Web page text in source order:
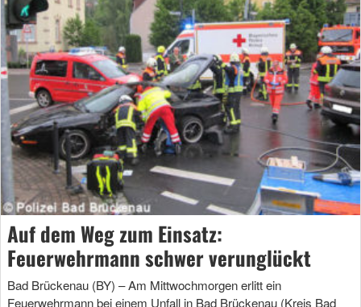
Auf dem Weg zum Einsatz:
Feuerwehrmann schwer verunglückt
Bad Brückenau (BY) – Am Mittwochmorgen erlitt ein
Feuerwehrmann bei einem Unfall in Bad Brückenau (Kreis Bad